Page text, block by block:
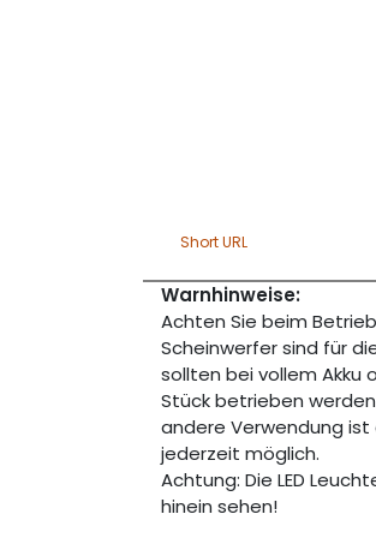
Short URL
Warnhinweise:
Achten Sie beim
Scheinwerfer sind für
sollten bei vollem Akku
Stück betrieben
andere Verwendung ist
jederzeit möglich.
Achtung: Die LED
hinein sehen!